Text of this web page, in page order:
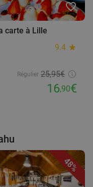
favorite_border
carte à Lille
9.4 star
Régulier 25,95€
16,90€
48%